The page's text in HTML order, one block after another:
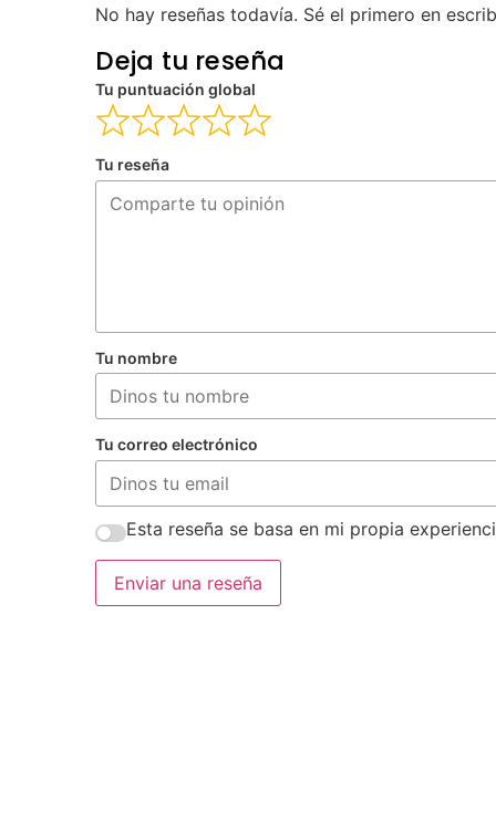
No hay reseñas todavía. Sé el primero en
Deja tu reseña
Tu puntuación global
Tu reseña
Tu nombre
Tu correo electrónico
Esta reseña se basa en mi propia
Enviar una reseña